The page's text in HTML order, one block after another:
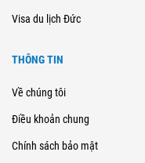
Visa du lịch Đức
THÔNG TIN
Về chúng tôi
Điều khoản chung
Chính sách bảo mật